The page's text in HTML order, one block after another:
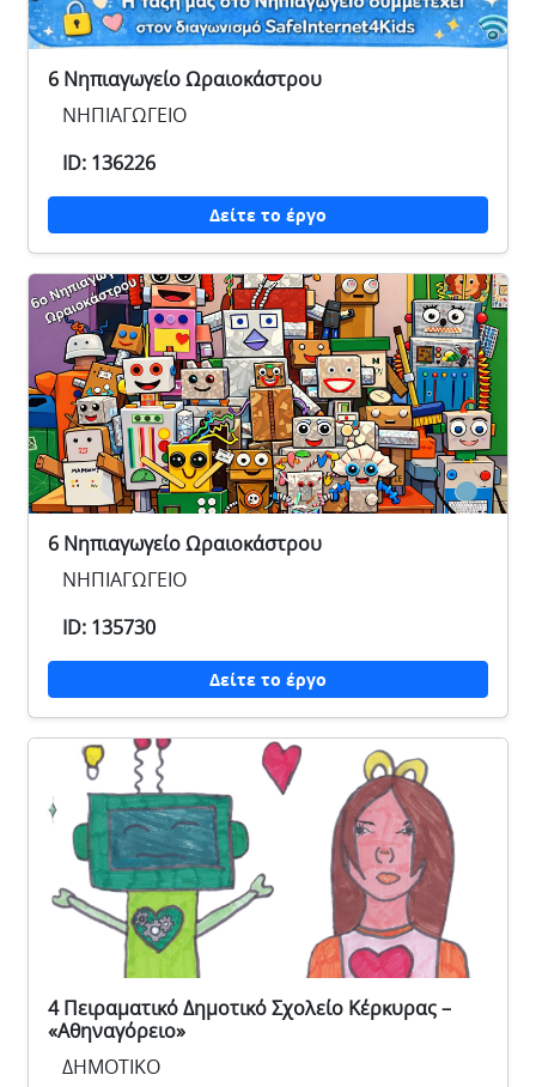
6 Νηπιαγωγείο Ωραιοκάστρου
ΝΗΠΙΑΓΩΓΕΙΟ
ID: 136226
Δείτε το έργο
6 Νηπιαγωγείο Ωραιοκάστρου
ΝΗΠΙΑΓΩΓΕΙΟ
ID: 135730
Δείτε το έργο
4 Πειραματικό Δημοτικό Σχολείο Κέρκυρας –
«Αθηναγόρειο»
ΔΗΜΟΤΙΚΟ